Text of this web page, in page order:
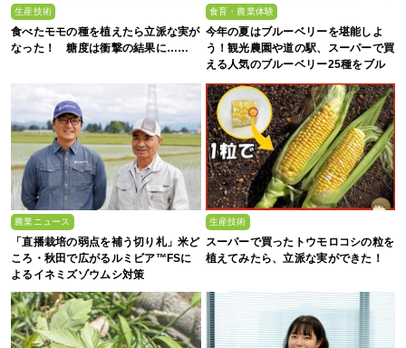
生産技術
食べたモモの種を植えたら立派な実が
なった！ 糖度は衝撃の結果に……
食育・農業体験
今年の夏はブルーベリーを堪能しよ
う！観光農園や道の駅、スーパーで買
える人気のブルーベリー25種をブル
ーベリー農家の息子が解説
農業ニュース
「直播栽培の弱点を補う切り札」米ど
ころ・秋田で広がるルミビア™FSに
よるイネミズゾウムシ対策
生産技術
スーパーで買ったトウモロコシの粒を
植えてみたら、立派な実ができた！